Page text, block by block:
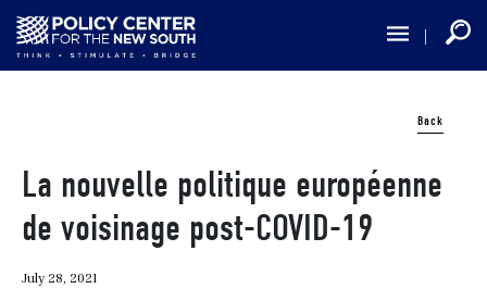
Skip
main
Back
La nouvelle politique européenne
de voisinage post-COVID-19
July 28, 2021